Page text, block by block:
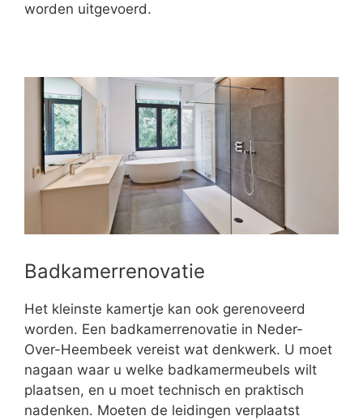
worden uitgevoerd.
Badkamerrenovatie
Het kleinste kamertje kan ook gerenoveerd
worden. Een badkamerrenovatie in Neder-
Over-Heembeek vereist wat denkwerk. U moet
nagaan waar u welke badkamermeubels wilt
plaatsen, en u moet technisch en praktisch
nadenken. Moeten de leidingen verplaatst